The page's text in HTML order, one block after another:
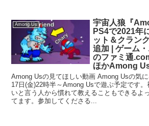
Among Us
宇宙人狼『
PS4で2021年
ット＆クラン
追加 | ゲーム
のファミ通
ほかAmong
Among Usの見てほしい動画 Among Usの気
17日(金)22時半～Among Usで遊ぶ予定です
いと言う人から慣れて教えることもできるよ
てます。参加してくださる...